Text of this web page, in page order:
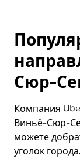
календарю
и
выбрать
дату.
Чтобы
закрыть
нажмите
Esc.
Сюр-
Компания
Виньё-Сюр-
можете
уголок